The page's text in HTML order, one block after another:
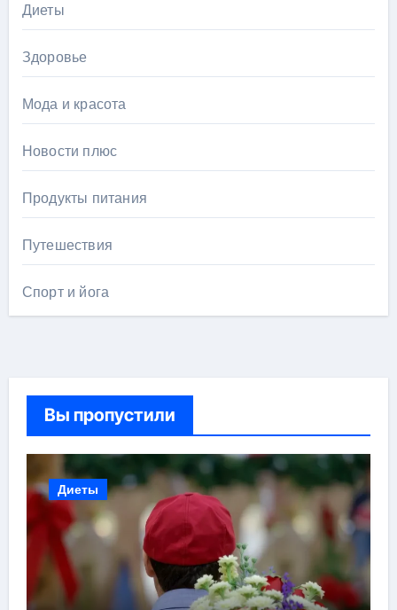
Диеты
Здоровье
Мода и красота
Новости плюс
Продукты питания
Путешествия
Спорт и йога
Вы пропустили
Диеты